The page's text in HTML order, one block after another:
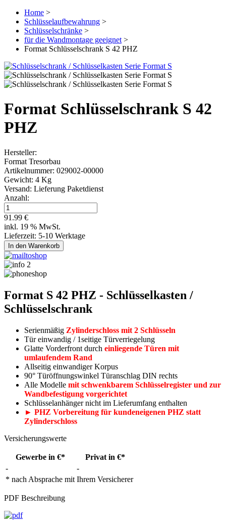
Home >
Schlüsselaufbewahrung >
Schlüsselschränke >
für die Wandmontage geeignet >
Format Schlüsselschrank S 42 PHZ
Format Schlüsselschrank S 42
PHZ
Hersteller:
Format Tresorbau
Artikelnummer: 029002-00000
Gewicht: 4 Kg
Versand: Lieferung Paketdienst
Anzahl:
91.99 €
inkl. 19 % MwSt.
Lieferzeit: 5-10 Werktage
Format S 42 PHZ - Schlüsselkasten /
Schlüsselschrank
Serienmäßig Zylinderschloss mit 2 Schlüsseln
Tür einwandig / 1seitige Türverriegelung
Glatte Vorderfront durch einliegende Türen mit
umlaufendem Rand
Allseitig einwandiger Korpus
90° Türöffnungswinkel Türanschlag DIN rechts
Alle Modelle mit schwenkbarem Schlüsselregister und zur
Wandbefestigung vorgerichtet
Schlüsselanhänger nicht im Lieferumfang enthalten
► PHZ Vorbereitung für kundeneigenen PHZ statt
Zylinderschloss
Versicherungswerte
Gewerbe in €* Privat in €*
* nach Absprache mit Ihrem Versicherer
- -
PDF Beschreibung